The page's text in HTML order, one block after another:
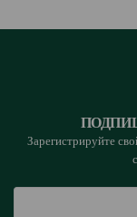
Зарегистрируйте